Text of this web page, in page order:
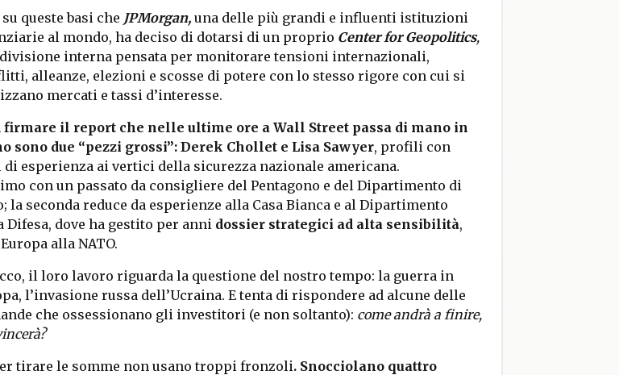
su queste basi che JPMorgan,una delle più grandi e influenti istituzioni
al mondo, ha deciso di dotarsi di un proprio Center for Geopolitics,
interna pensata per monitorare tensioni internazionali,
alleanze, elezioni e scosse di potere con lo stesso rigore con cui si
mercati e tassi d’interesse.
firmare il report che nelle ultime ore a Wall Street passa di mano in
sono due “pezzi grossi”: Derek Chollet e Lisa Sawyer, profili con
di esperienza ai vertici della sicurezza nazionale americana.
con un passato da consigliere del Pentagono e del Dipartimento di
la seconda reduce da esperienze alla Casa Bianca e al Dipartimento
Difesa, dove ha gestito per anni dossier strategici ad alta sensibilità,
alla NATO.
il loro lavoro riguarda la questione del nostro tempo: la guerra in
l’invasione russa dell’Ucraina. E tenta di rispondere ad alcune delle
che ossessionano gli investitori (e non soltanto): come andrà a finire,
tirare le somme non usano troppi fronzoli. Snocciolano quattro